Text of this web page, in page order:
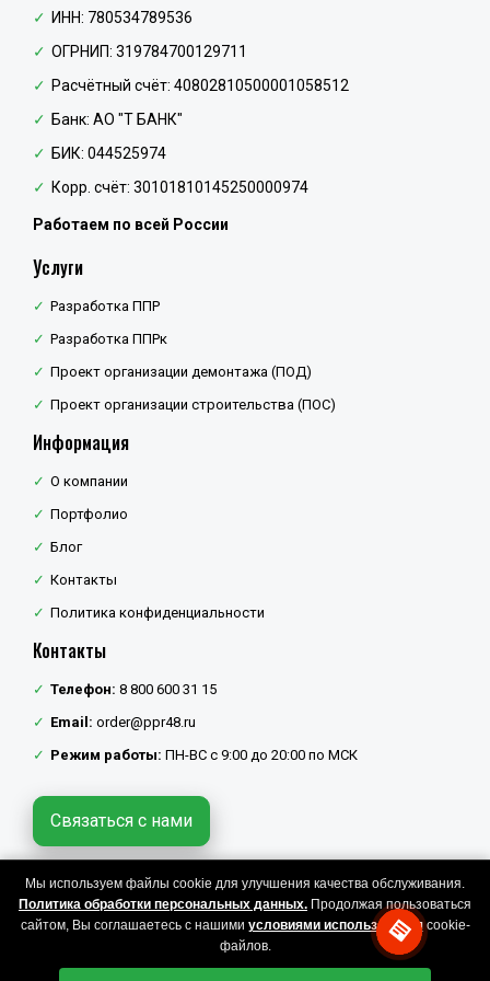
ИНН: 780534789536
ОГРНИП: 319784700129711
Расчётный счёт: 40802810500001058512
Банк: АО "Т БАНК"
БИК: 044525974
Корр. счёт: 30101810145250000974
Работаем по всей России
Услуги
Разработка ППР
Разработка ППРк
Проект организации демонтажа (ПОД)
Проект организации строительства (ПОС)
Информация
О компании
Портфолио
Блог
Контакты
Политика конфиденциальности
Контакты
Телефон: 8 800 600 31 15
Email: order@ppr48.ru
Режим работы: ПН-ВС с 9:00 до 20:00 по МСК
Связаться с нами
Политика конфиденциальности
Copyright © 2026 ППР48. Все права защищены.
Мы используем файлы cookie для улучшения качества обслуживания.
Политика обработки персональных данных. Продолжая пользоваться
сайтом, Вы соглашаетесь с нашими условиями использованияcookie-
файлов.